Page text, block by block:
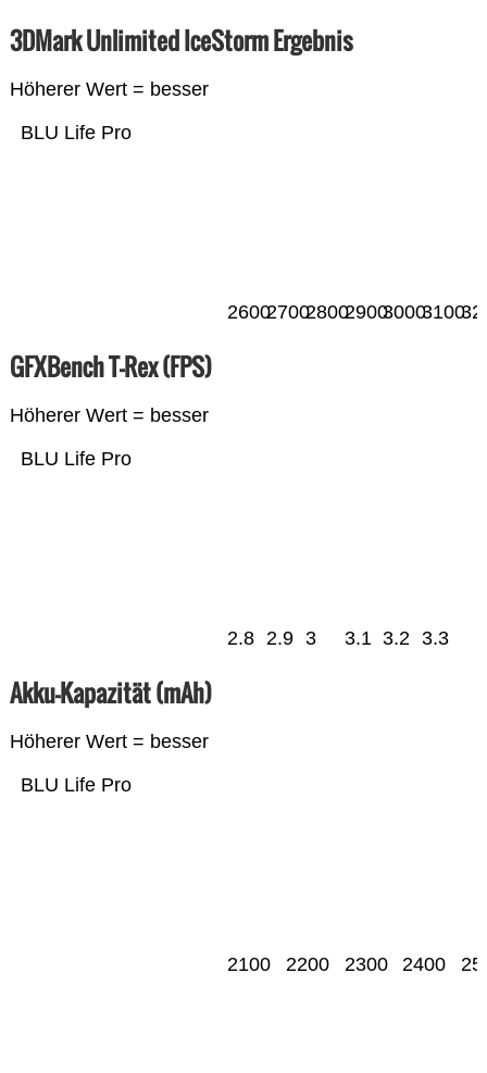
3DMark Unlimited IceStorm Ergebnis
Höherer Wert = besser
BLU Life Pro
260027002800290030003100
GFXBench T-Rex (FPS)
Höherer Wert = besser
BLU Life Pro
2.8 2.9 3 3.1 3.2 3.3
Akku-Kapazität (mAh)
Höherer Wert = besser
BLU Life Pro
2100 2200 2300 2400